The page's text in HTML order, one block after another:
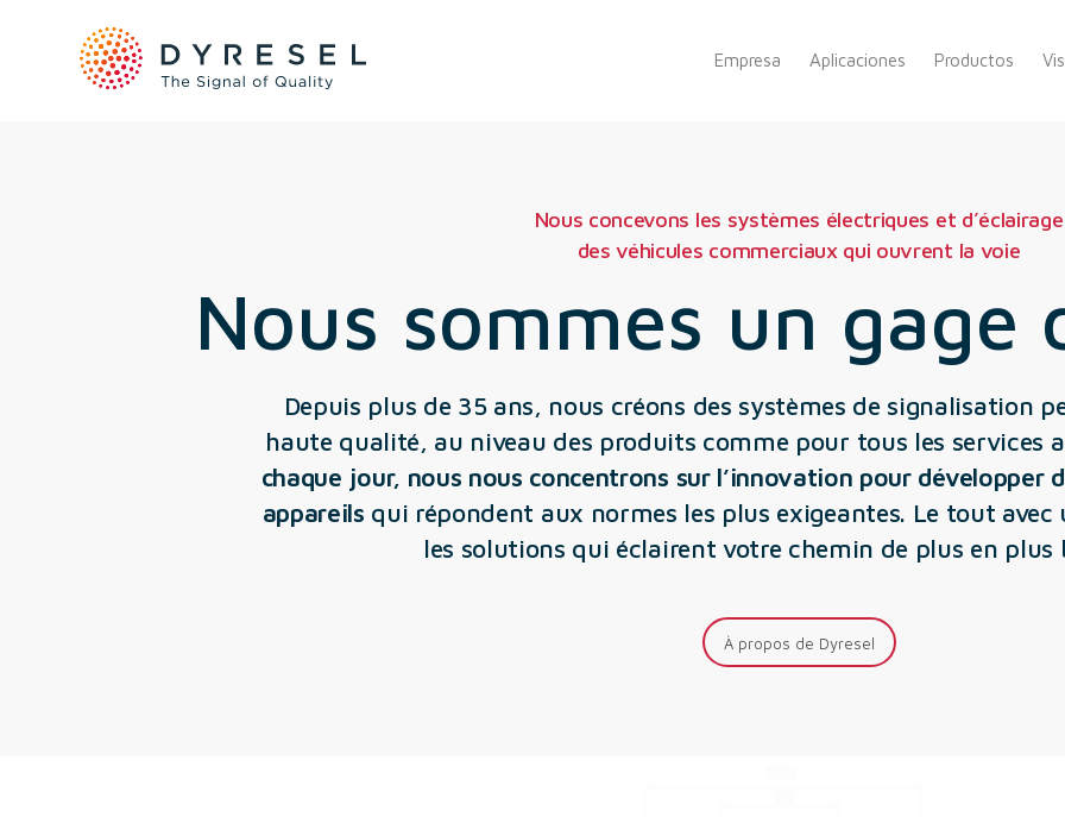
Empresa Aplicaciones Productos
Nous concevons les systèmes électriques et d’éclairage
des véhicules commerciaux qui ouvrent la voie
Nous sommes un gage
Depuis plus de 35 ans, nous créons des systèmes de signalisation
haute qualité, au niveau des produits comme pour tous les services
chaque jour, nous nous concentrons sur l’innovation pour développer
appareils qui répondent aux normes les plus exigeantes. Le tout
les solutions qui éclairent votre chemin de plus en plus
À propos de Dyresel